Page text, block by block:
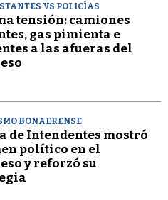
VS POLICÍAS
tensión: camiones
gas pimienta e
a las afueras del
BONAERENSE
de Intendentes mostró
político en el
y reforzó su